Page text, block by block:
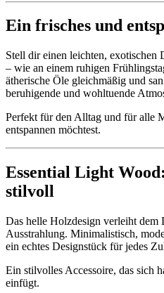
Ein frisches und
Stell dir einen leichten,
– wie an einem ruhigen
ätherische Öle gleichmäßig und
beruhigende und wohltuende
Perfekt für den Alltag und für alle
entspannen möchtest.
Essential Light
stilvoll
Das helle Holzdesign verleiht
Ausstrahlung. Minimalistisch,
ein echtes Designstück für jedes
Ein stilvolles Accessoire, das sich
einfügt.